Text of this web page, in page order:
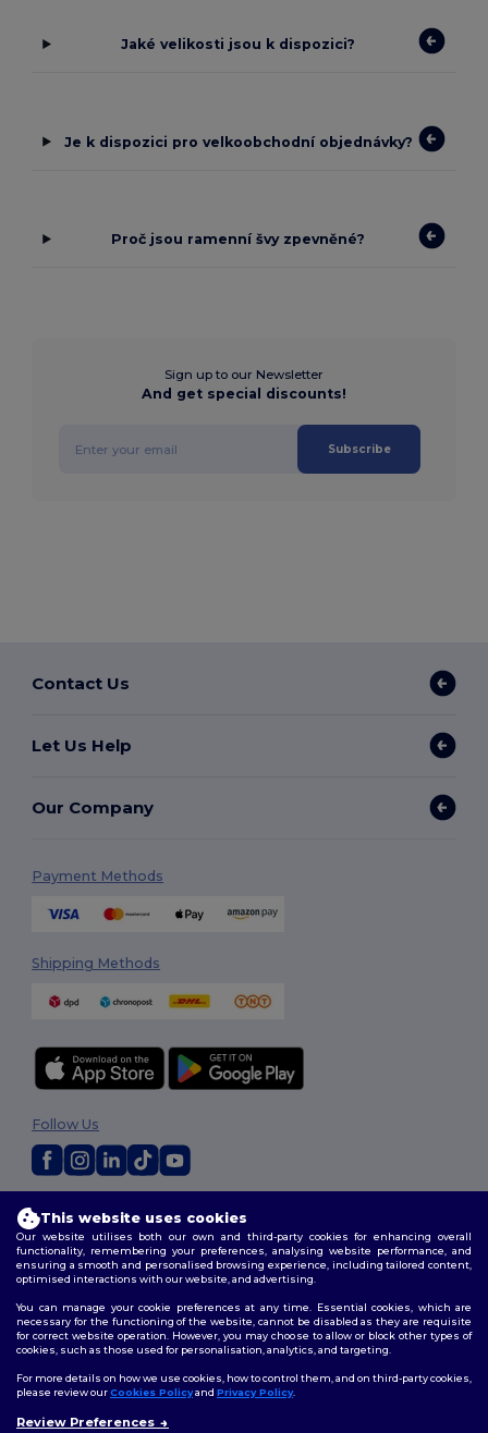
Jaké velikosti jsou k dispozici?
Je k dispozici pro velkoobchodní objednávky?
Proč jsou ramenní švy zpevněné?
Sign up to our Newsletter
And get special discounts!
Subscribe
Contact Us
Let Us Help
Our Company
Payment Methods
Shipping Methods
Terms & Conditions
Policy|Site Map
Follow Us
This website uses cookies
Our website utilises both our own and third-party cookies for enhancing overall
functionality, remembering your preferences, analysing website performance, and
ensuring a smooth and personalised browsing experience, including tailored content,
optimised interactions with our website, and advertising.
You can manage your cookie preferences at any time. Essential cookies, which are
necessary for the functioning of the website, cannot be disabled as they are requisite
for correct website operation. However, you may choose to allow or block other types of
cookies, such as those used for personalisation, analytics, and targeting.
For more details on how we use cookies, how to control them, and on third-party cookies,
please review ourCookies Policyand Privacy Policy.
Review Preferences